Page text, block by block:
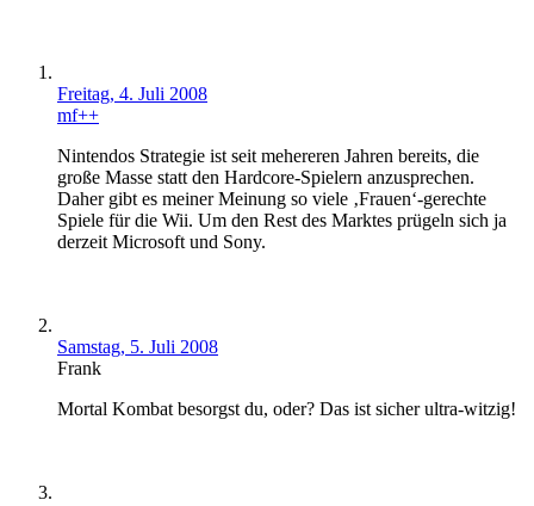
Freitag, 4. Juli 2008
mf++
Nintendos Strategie ist seit mehereren Jahren bereits, die
große Masse statt den Hardcore-Spielern anzusprechen.
Daher gibt es meiner Meinung so viele ‚Frauen‘-gerechte
Spiele für die Wii. Um den Rest des Marktes prügeln sich ja
derzeit Microsoft und Sony.
Samstag, 5. Juli 2008
Frank
Mortal Kombat besorgst du, oder? Das ist sicher ultra-witzig!